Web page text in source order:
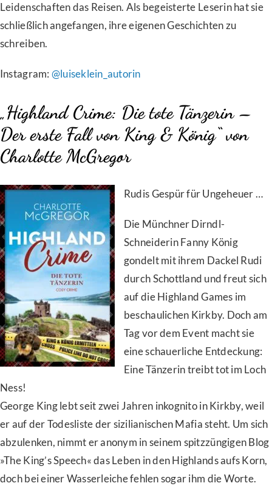
Leidenschaften das Reisen. Als begeisterte Leserin hat sie
schließlich angefangen, ihre eigenen Geschichten zu
schreiben.
Instagram: @luiseklein_autorin
„Highland Crime: Die tote Tänzerin –
Der erste Fall von King & König“ von
Charlotte McGregor
Rudis Gespür für Ungeheuer …
Die Münchner Dirndl-
Schneiderin Fanny König
gondelt mit ihrem Dackel Rudi
durch Schottland und freut sich
auf die Highland Games im
beschaulichen Kirkby. Doch am
Tag vor dem Event macht sie
eine schauerliche Entdeckung:
Eine Tänzerin treibt tot im Loch
Ness!
George King lebt seit zwei Jahren inkognito in Kirkby, weil
er auf der Todesliste der sizilianischen Mafia steht. Um sich
abzulenken, nimmt er anonym in seinem spitzzüngigen Blog
»The King’s Speech« das Leben in den Highlands aufs Korn,
doch bei einer Wasserleiche fehlen sogar ihm die Worte.